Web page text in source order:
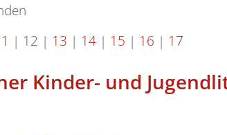
| 12 | 13 | 14 | 15 | 16 | 17
Kinder- und